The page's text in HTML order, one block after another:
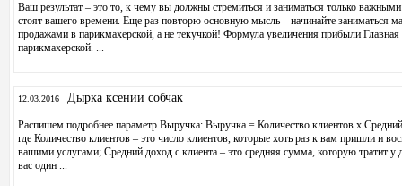
Ваш результат – это то, к чему вы должны стремиться и заниматься только
стоят вашего времени. Еще раз повторю основную мысль – начинайте заниматься
продажами в парикмахерской, а не текучкой! Формула увеличения прибыли
парикмахерской. ...
12.03.2016 Дырка ксении собчак
Распишем подробнее параметр Выручка: Выручка = Количество клиентов x
где Количество клиентов – это число клиентов, которые хоть раз к вам пришли и
вашими услугами; Средний доход с клиента – это средняя сумма, которую тратит у
вас один ...